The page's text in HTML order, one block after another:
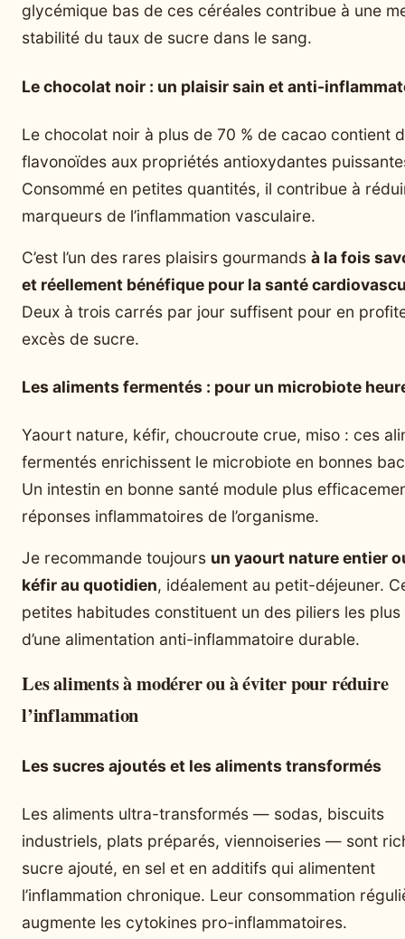
glycémique bas de ces céréales contribue à une
stabilité du taux de sucre dans le sang.
Le chocolat noir : un plaisir sain et anti-
Le chocolat noir à plus de 70 % de cacao contient
flavonoïdes aux propriétés antioxydantes
Consommé en petites quantités, il contribue à
marqueurs de l’inflammation vasculaire.
C’est l’un des rares plaisirs gourmands à la fois
et réellement bénéfique pour la santé
Deux à trois carrés par jour suffisent pour en
excès de sucre.
Les aliments fermentés : pour un microbiote
Yaourt nature, kéfir, choucroute crue, miso : ces
fermentés enrichissent le microbiote en bonnes
Un intestin en bonne santé module plus
réponses inflammatoires de l’organisme.
Je recommande toujours un yaourt nature entier
kéfir au quotidien, idéalement au petit-déjeuner.
petites habitudes constituent un des piliers les plus
d’une alimentation anti-inflammatoire durable.
Les aliments à modérer ou à éviter pour réduire
l’inflammation
Les sucres ajoutés et les aliments transformés
Les aliments ultra-transformés — sodas, biscuits
industriels, plats préparés, viennoiseries — sont
sucre ajouté, en sel et en additifs qui alimentent
l’inflammation chronique. Leur consommation
augmente les cytokines pro-inflammatoires.